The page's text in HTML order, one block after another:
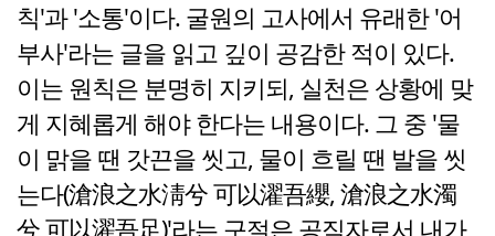
칙'과 '소통'이다. 굴원의 고사에서 유래한 '어
부사'라는 글을 읽고 깊이 공감한 적이 있다.
이는 원칙은 분명히 지키되, 실천은 상황에 맞
게 지혜롭게 해야 한다는 내용이다. 그 중 '물
이 맑을 땐 갓끈을 씻고, 물이 흐릴 땐 발을 씻
는다(滄浪之水淸兮 可以濯吾纓, 滄浪之水濁
兮 可以濯吾足)'라는 구절은 공직자로서 내가